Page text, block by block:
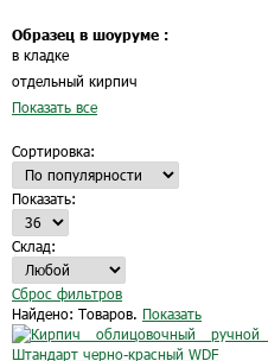
Образец в шоуруме :
в кладке
отдельный кирпич
Показать все
Сортировка:
Показать:
Склад:
Сброс фильтров
Найдено: Товаров. Показать